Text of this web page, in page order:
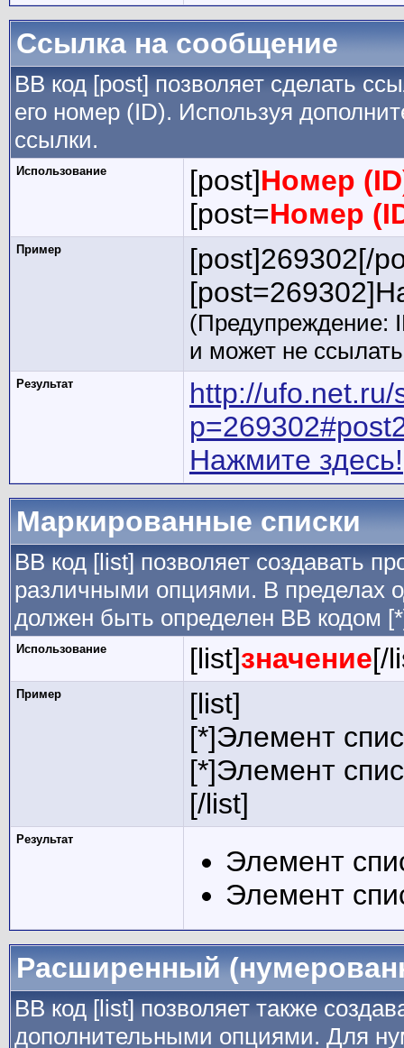
Ссылка на сообщение
BB код [post] позволяет сделать
его номер (ID). Используя
ссылки.
Использование [post]Номер
[post=Номер
Пример
[post]269302[/
(Предупреждение:
и может не
Результат
http://
Нажмите здесь!
Маркированные списки
BB код [list] позволяет создавать
различными опциями. В пределах
должен быть определен BB кодом
Использование [list]значение[/
Пример
[list]
[*]Элемент
[*]Элемент
[/list]
Результат
Элемент
Элемент
Расширенный
BB код [list] позволяет также
дополнительными опциями. Для